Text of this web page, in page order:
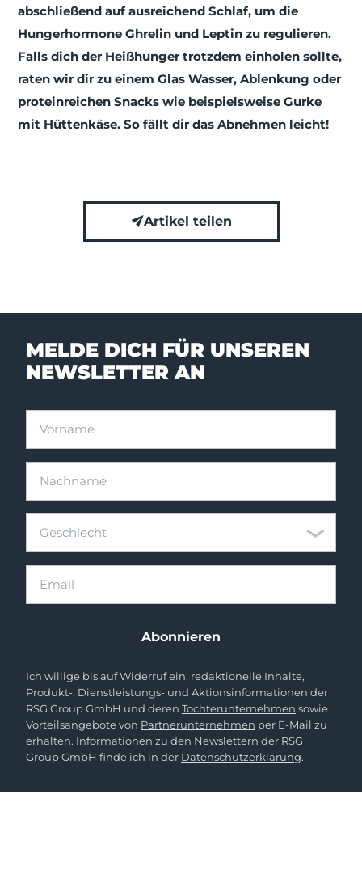
abschließend auf ausreichend Schlaf, um die
Hungerhormone Ghrelin und Leptin zu regulieren.
Falls dich der Heißhunger trotzdem einholen sollte,
raten wir dir zu einem Glas Wasser, Ablenkung oder
proteinreichen Snacks wie beispielsweise Gurke
mit Hüttenkäse. So fällt dir das Abnehmen leicht!
Artikel teilen
MELDE DICH FÜR UNSEREN
NEWSLETTER AN
Geschlecht
Abonnieren
Ich willige bis auf Widerruf ein, redaktionelle Inhalte,
Produkt-, Dienstleistungs- und Aktionsinformationen der
RSG Group GmbH und derenTochterunternehmen sowie
Vorteilsangebote von Partnerunternehmen per E-Mail zu
erhalten. Informationen zu den Newslettern der RSG
Group GmbH finde ich in der Datenschutzerklärung.